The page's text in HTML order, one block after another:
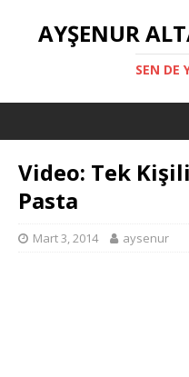
AYŞENUR
SEN DE
Video: Tek
Pasta
Mart 3, 2014 aysenur